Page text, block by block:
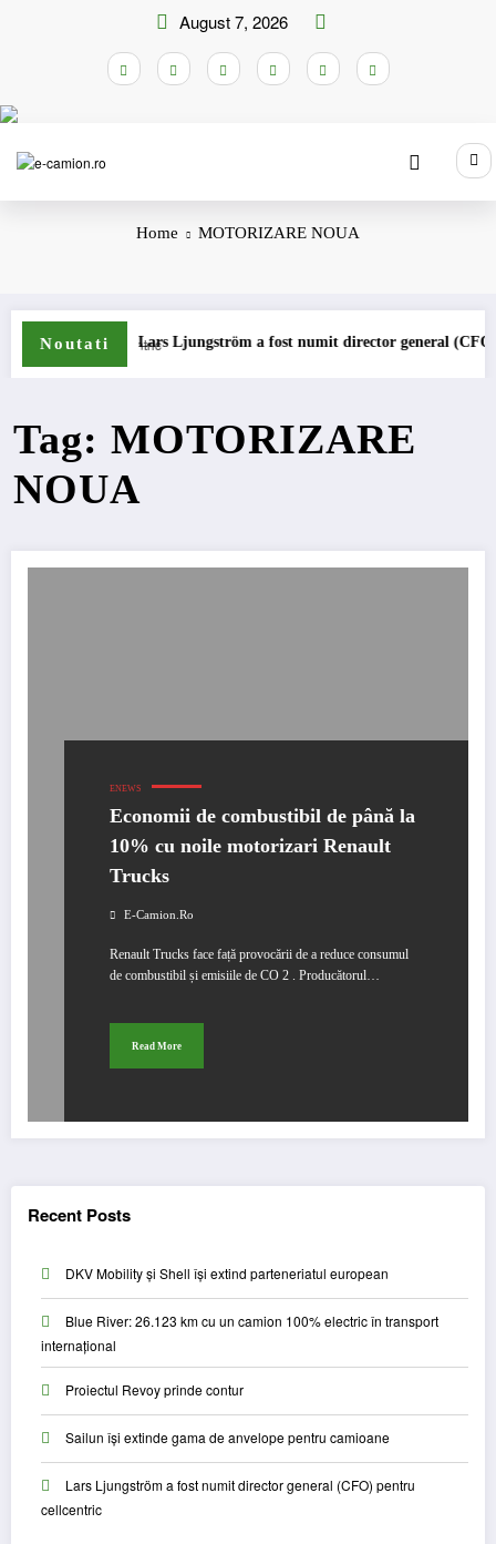
August 7, 2026
Home MOTORIZARE NOUA
NoutatiLars Ljungström a fost numit director general (CFO)
Tag: MOTORIZARE
NOUA
ENEWS
Economii de combustibil de până la
10% cu noile motorizari Renault
Trucks
E-Camion.ro
Renault Trucks face față provocării de a reduce consumul
de combustibil și emisiile de CO 2 . Producătorul…
Read More
Recent Posts
DKV Mobility și Shell își extind parteneriatul european
Blue River: 26.123 km cu un camion 100% electric în transport
internațional
Proiectul Revoy prinde contur
Sailun își extinde gama de anvelope pentru camioane
Lars Ljungström a fost numit director general (CFO) pentru
cellcentric